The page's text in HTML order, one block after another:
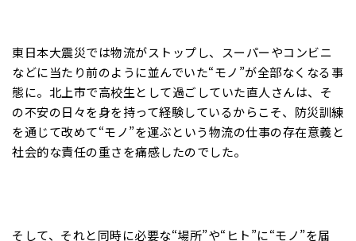
東日本大震災では物流がストップし、スーパーやコンビニ
などに当たり前のように並んでいた“モノ”が全部なくなる事
態に。北上市で高校生として過ごしていた直人さんは、そ
の不安の日々を身を持って経験しているからこそ、防災訓練
を通じて改めて“モノ”を運ぶという物流の仕事の存在意義と
社会的な責任の重さを痛感したのでした。
そして、それと同時に必要な“場所”や“ヒト”に“モノ”を届